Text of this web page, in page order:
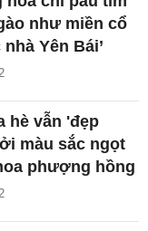
như miền cổ
Yên Bái’
hè vẫn 'đẹp
màu sắc ngọt
phượng hồng